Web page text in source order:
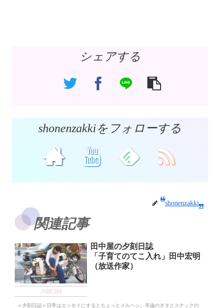
シェアする
shonenzakkiをフォローする
shonenzakki
関連記事
夕刻日誌
田中屋の夕刻日誌
「子育てのてこ入れ」田中宏明
（放送作家）
＝夕刻日誌＝日常はエッセイにするとちょっとメルヘン。卒論のネタとスナックの